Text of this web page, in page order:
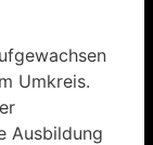
Umkreis.
Ausbildung